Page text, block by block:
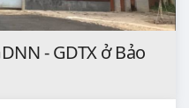
- GDTX ở Bảo